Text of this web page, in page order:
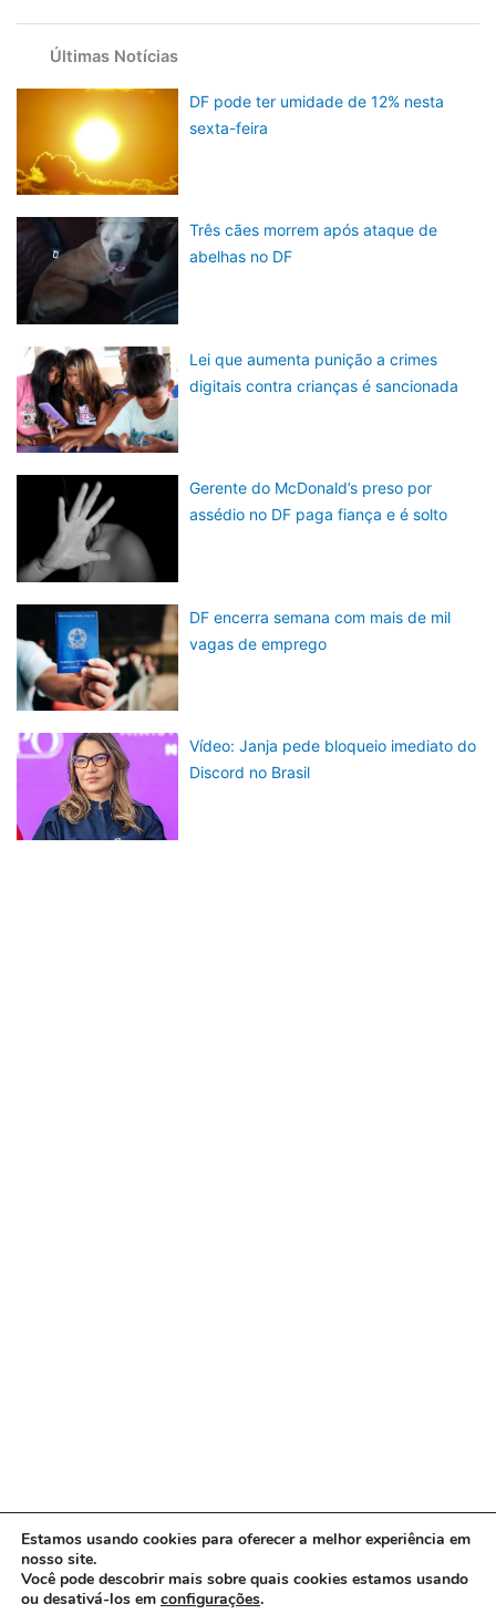
Últimas Notícias
DF pode ter umidade de 12% nesta
sexta-feira
Três cães morrem após ataque de
abelhas no DF
Lei que aumenta punição a crimes
digitais contra crianças é sancionada
Gerente do McDonald’s preso por
assédio no DF paga fiança e é solto
DF encerra semana com mais de mil
vagas de emprego
Vídeo: Janja pede bloqueio imediato do
Discord no Brasil
Copyright © 2026 www.ACORDA DF
Estamos usando cookies para oferecer a melhor experiência em
nosso site.
Você pode descobrir mais sobre quais cookies estamos usando
ou desativá-los em configurações.